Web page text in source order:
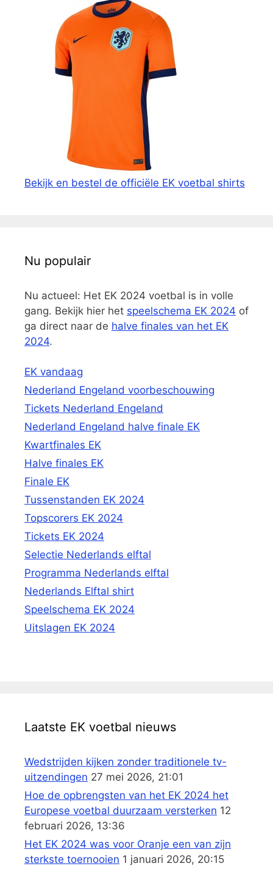
Bekijk en bestel de officiële EK voetbal shirts
Nu populair
Nu actueel: Het EK 2024 voetbal is in volle
gang. Bekijk hier het speelschema EK 2024 of
ga direct naar de halve finales van het EK
2024.
EK vandaag
Nederland Engeland voorbeschouwing
Tickets Nederland Engeland
Nederland Engeland halve finale EK
Kwartfinales EK
Halve finales EK
Finale EK
Tussenstanden EK 2024
Topscorers EK 2024
Tickets EK 2024
Selectie Nederlands elftal
Programma Nederlands elftal
Nederlands Elftal shirt
Speelschema EK 2024
Uitslagen EK 2024
Laatste EK voetbal nieuws
Wedstrijden kijken zonder traditionele tv-
uitzendingen 27 mei 2026, 21:01
Hoe de opbrengsten van het EK 2024 het
Europese voetbal duurzaam versterken 12
februari 2026, 13:36
Het EK 2024 was voor Oranje een van zijn
sterkste toernooien 1 januari 2026, 20:15